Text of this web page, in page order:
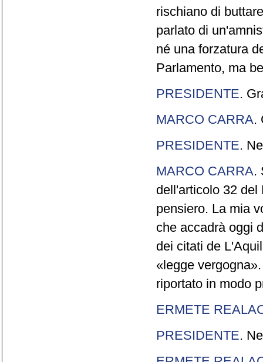
rischiano di
parlato di
né una forzatura
Parlamento, ma
PRESIDENTE.
MARCO CARRA.
PRESIDENTE.
MARCO CARRA.
dell'articolo 32 del
pensiero. La mia
che accadrà oggi
dei citati de
«legge
riportato in modo
ERMETE
PRESIDENTE.